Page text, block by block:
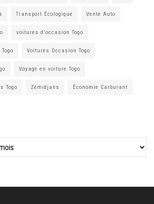
Transport Écologique Vente Auto
voitures d'occasion Togo
Voitures Occasion Togo
Voyage en voiture Togo
Togo Zémidjans Économie Carburant